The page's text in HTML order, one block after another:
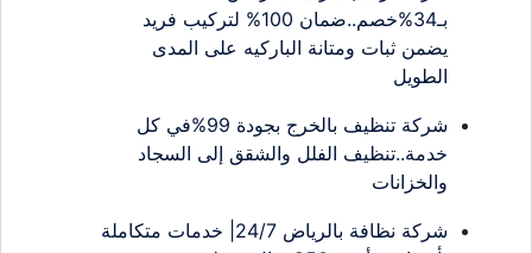
بـ34%خصم..ضمان 100% لتركيب فريد
يضمن ثبات ومتانة الباركيه على المدى
الطويل
شركة تنظيف بالخرج بجودة 99%في كل
خدمة..تنظيف الفلل والشقق إلى السجاد
والخزانات
شركة نظافة بالرياض 24/7| خدمات متكاملة